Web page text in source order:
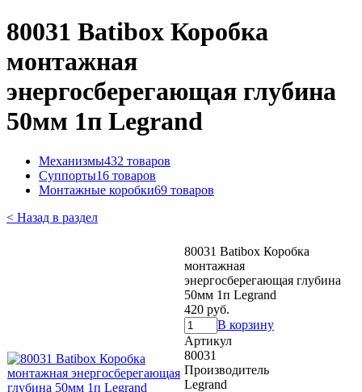
80031 Batibox Коробка
монтажная
энергосберегающая глубина
50мм 1п Legrand
Механизмы432 товаров
Суппорты16 товаров
Монтажные коробки69 товаров
< Назад в раздел
80031 Batibox Коробка
монтажная
энергосберегающая глубина
50мм 1п Legrand
420 руб.
В корзину
Артикул
80031
Производитель
Legrand